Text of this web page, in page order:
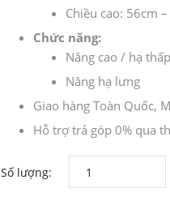
Chiều cao: 56cm
Chức năng:
Nâng cao / hạ thấp
Nâng hạ lưng
Giao hàng Toàn Quốc,
Hỗ trợ trả góp 0% qua
Số lượng: